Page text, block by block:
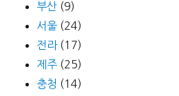
부산 (9)
서울 (24)
전라(17)
제주 (25)
충청 (14)